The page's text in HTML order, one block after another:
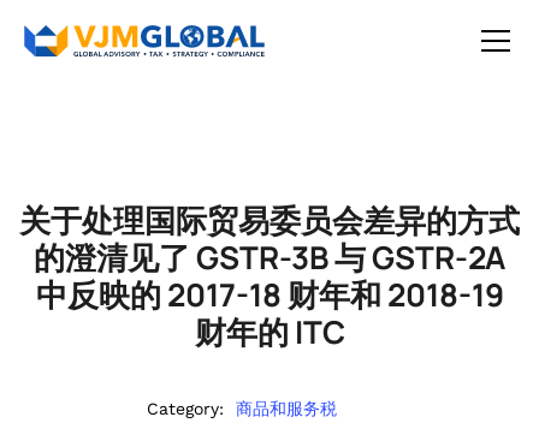
关于处理国际贸易委员会差异的方式
的澄清见了 GSTR-3B 与 GSTR-2A
中反映的 2017-18 财年和 2018-19
财年的 ITC
Category:
商品和服务税